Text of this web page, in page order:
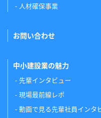
人材確保事業
お問い合わせ
中小建設業の魅力
先輩インタビュー
現場最前線レポ
動画で見る先輩社員インタ